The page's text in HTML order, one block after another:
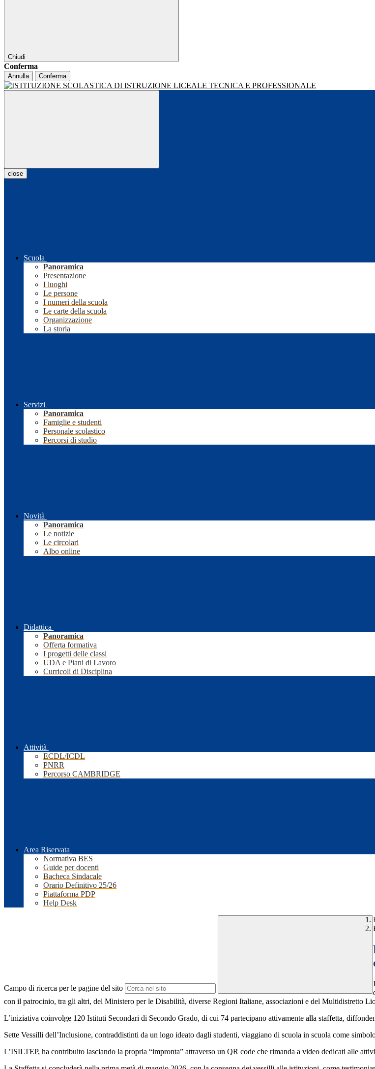
Chiudi
Conferma
Annulla Conferma
close
Scuola
Panoramica
Presentazione
I luoghi
Le persone
I numeri della scuola
Le carte della scuola
Organizzazione
La storia
Servizi
Panoramica
Famiglie e studenti
Personale scolastico
Percorsi di studio
Novità
Panoramica
Le notizie
Le circolari
Albo online
Didattica
Panoramica
Offerta formativa
I progetti delle classi
UDA e Piani di Lavoro
Curricoli di Disciplina
Attività
ECDL/ICDL
PNRR
Percorso CAMBRIDGE
Area Riservata
Normativa BES
Guide per docenti
Bacheca Sindacale
Orario Definitivo 25/26
Piattaforma PDP
Help Desk
Campo di ricerca per le pagine del sito
con il patrocinio, tra gli altri, del Ministero per le Disabilità, diverse Regioni Italiane, associazioni e del Multidistretto
L’iniziativa coinvolge 120 Istituti Secondari di Secondo Grado, di cui 74 partecipano attivamente alla staffetta,
Sette Vessilli dell’Inclusione, contraddistinti da un logo ideato dagli studenti, viaggiano di scuola in scuola come
L’ISILTEP, ha contribuito lasciando la propria “impronta” attraverso un QR code che rimanda a video dedicati alle